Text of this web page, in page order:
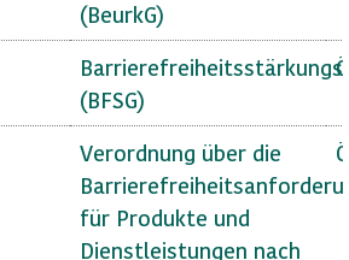
(BeurkG)
(BFSG)
Verordnung über die
für Produkte und
Dienstleistungen nach